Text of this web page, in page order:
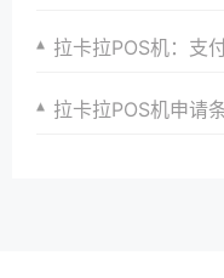
拉卡拉POS机：支
拉卡拉POS机申请